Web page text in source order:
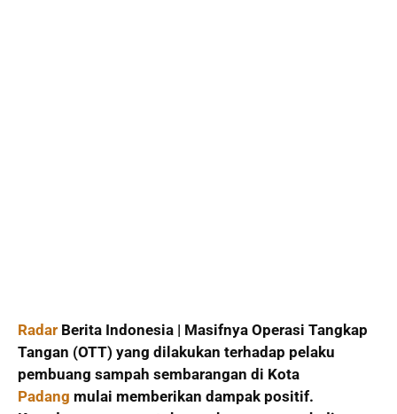
Radar Berita Indonesia | Masifnya Operasi Tangkap
Tangan (OTT) yang dilakukan terhadap pelaku
pembuang sampah sembarangan di Kota
Padang mulai memberikan dampak positif.